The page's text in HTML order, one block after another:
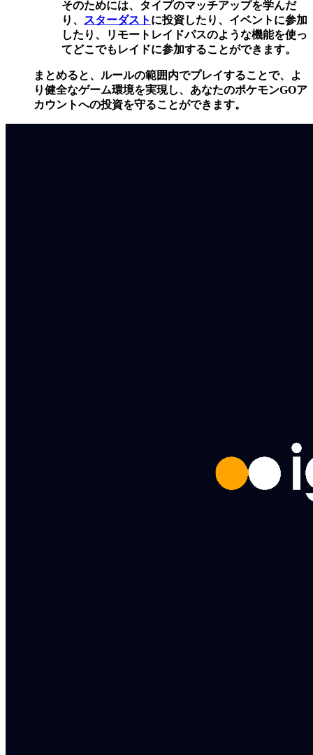
そのためには、タイプのマッチアップを学んだ
り、
スターダスト に投資したり、イベントに参加
したり、リモートレイドパスのような機能を使っ
てどこでもレイドに参加することができます。
まとめると、ルールの範囲内でプレイすることで、よ
り健全なゲーム環境を実現し、あなたのポケモンGOア
カウントへの投資を守ることができます。